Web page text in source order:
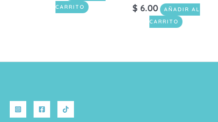
CARRITO
$ 6.00
AÑADIR AL
CARRITO